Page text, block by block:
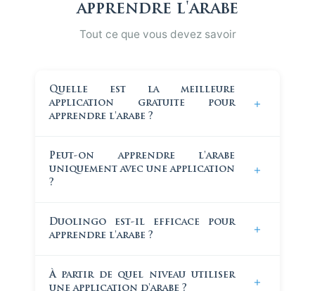
apprendre l'arabe
Tout ce que vous devez savoir
Quelle est la meilleure
application gratuite pour
apprendre l'arabe ?
+
utile pour mémoriser du vocabulaire grâce à la
répétition espacée, et Quranic est intéressante
remplacer une progression structurée. Pour un
apprentissage sérieux, Al Bourhan offre un accès
Peut-on apprendre l'arabe
uniquement avec une application
?
+
pas une méthode complète. Pour progresser
idéalement un accompagnement.Apprendre
Duolingo est-il efficace pour
apprendre l'arabe ?
+
structure est conçue pour les langues
À partir de quel niveau utiliser
une application d'arabe ?
+